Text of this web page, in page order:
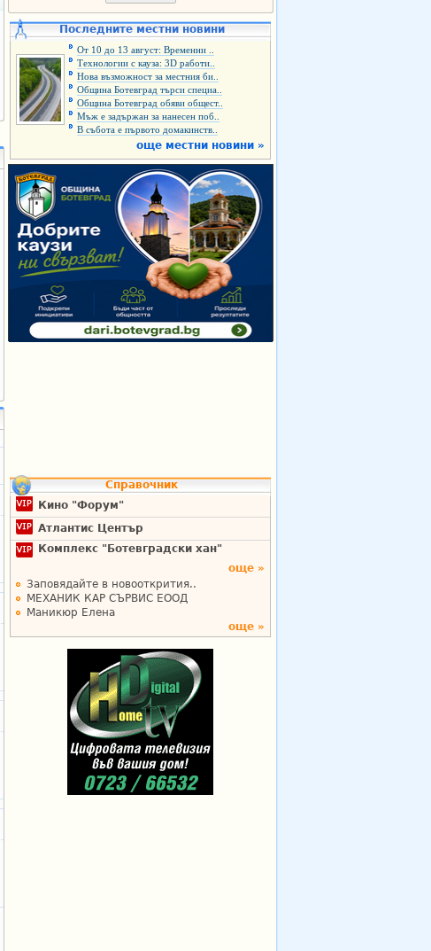
Последните местни новини
От 10 до 13 август: Временни ..
Технологии с кауза: 3D работи..
Нова възможност за местния би..
Община Ботевград търси специа..
Община Ботевград обяви общест..
Мъж е задържан за нанесен поб..
В събота е първото домакинств..
още местни новини »
Справочник
Кино "Форум"
Атлантис Център
Комплекс "Ботевградски хан"
още »
Заповядайте в новооткрития..
МЕХАНИК КАР СЪРВИС ЕООД
Маникюр Елена
още »